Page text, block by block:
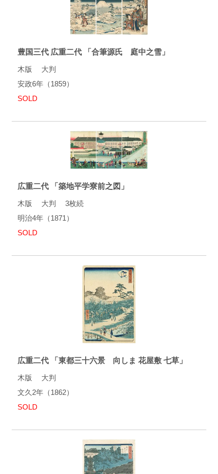
豊国三代 広重二代 「合筆源氏 庭中之雪」
木版 大判
安政6年（1859）
SOLD
広重二代 「築地平学寮前之図」
木版 大判 3枚続
明治4年（1871）
SOLD
広重二代 「東都三十六景 向しま 花屋敷 七草」
木版 大判
文久2年（1862）
SOLD